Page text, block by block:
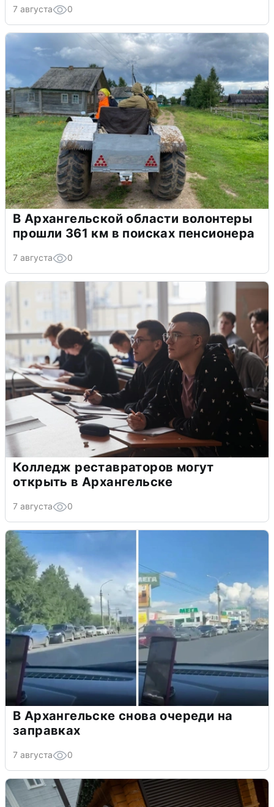
7 августа 0
В Архангельской области волонтеры
прошли 361 км в поисках пенсионера
7 августа 0
Колледж реставраторов могут
открыть в Архангельске
7 августа 0
В Архангельске снова очереди на
заправках
7 августа 0